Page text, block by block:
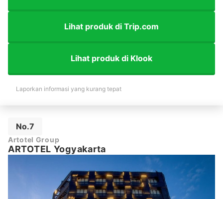
Lihat produk di Trip.com
Lihat produk di Klook
Laporkan informasi yang kurang tepat
No.7
Artotel Group
ARTOTEL Yogyakarta